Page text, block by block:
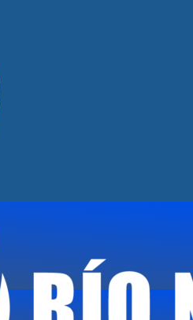
LA FALTA DE
COMPROMETE
SERVICIO